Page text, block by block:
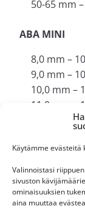
Käytämme evästeitä
Valinnoistasi
sivuston
ominaisuuksien
aina muuttaa
50-65 mm –
ABA MINI
8,0 mm –
9,0 mm –
10,0 mm –
11,0 mm –
12,0 mm –
14,0 mm –
15,0 mm -
16,0 mm -
17,0 mm -